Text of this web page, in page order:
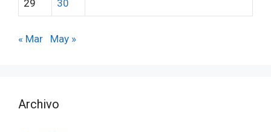
29 30
« Mar May »
Archivo